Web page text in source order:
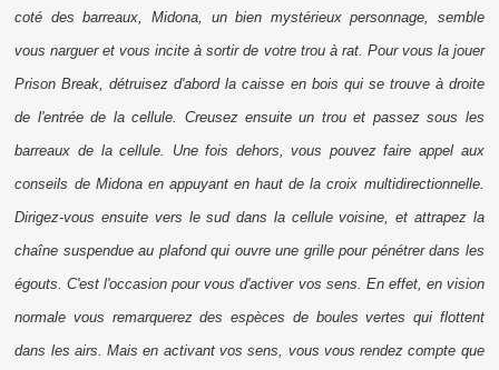
coté des barreaux, Midona, un bien mystérieux personnage, semble
vous narguer et vous incite à sortir de votre trou à rat. Pour vous la jouer
Prison Break , détruisez d'abord la caisse en bois qui se trouve à droite
de l'entrée de la cellule. Creusez ensuite un trou et passez sous les
barreaux de la cellule. Une fois dehors, vous pouvez faire appel aux
conseils de Midona en appuyant en haut de la croix multidirectionnelle.
Dirigez-vous ensuite vers le sud dans la cellule voisine, et attrapez la
chaîne suspendue au plafond qui ouvre une grille pour pénétrer dans les
égouts. C'est l'occasion pour vous d'activer vos sens. En effet, en vision
normale vous remarquerez des espèces de boules vertes qui flottent
dans les airs. Mais en activant vos sens, vous vous rendez compte que